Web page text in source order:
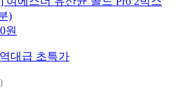
)
원
대급 초특가